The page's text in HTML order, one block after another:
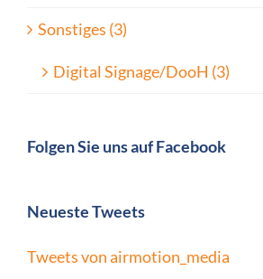
Sonstiges (3)
Digital Signage/DooH (3)
Folgen Sie uns auf Facebook
Neueste Tweets
Tweets von airmotion_media